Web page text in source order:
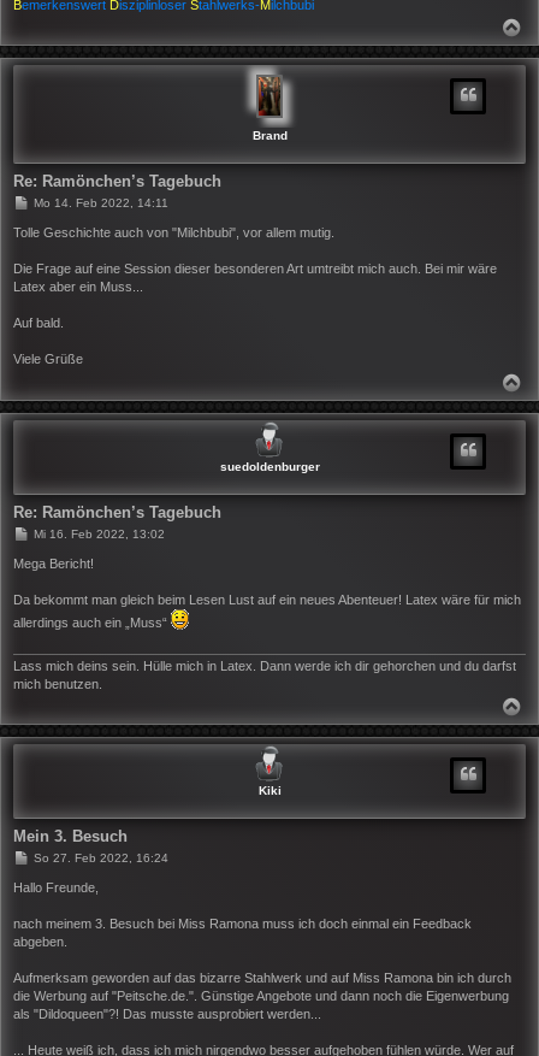
Bemerkenswert Disziplinloser Stahlwerks-Milchbubi
C
Brand
Re: Ramönchen’s Tagebuch
B
i
a
g
Mo 14. Feb 2022, 14:11
Tolle Geschichte auch von "Milchbubi", vor allem mutig.
Die Frage auf eine Session dieser besonderen Art umtreibt mich auch. Bei mir wäre
Latex aber ein Muss...
Auf bald.
Viele Grüße
C
suedoldenburger
Re: Ramönchen’s Tagebuch
B
i
a
g
Mi 16. Feb 2022, 13:02
Mega Bericht!
Da bekommt man gleich beim Lesen Lust auf ein neues Abenteuer! Latex wäre für mich
allerdings auch ein „Muss“
Lass mich deins sein. Hülle mich in Latex. Dann werde ich dir gehorchen und du darfst
mich benutzen.
C
Kiki
Mein 3. Besuch
B
i
a
g
So 27. Feb 2022, 16:24
Hallo Freunde,
nach meinem 3. Besuch bei Miss Ramona muss ich doch einmal ein Feedback
abgeben.
Aufmerksam geworden auf das bizarre Stahlwerk und auf Miss Ramona bin ich durch
die Werbung auf "Peitsche.de.". Günstige Angebote und dann noch die Eigenwerbung
als "Dildoqueen"?! Das musste ausprobiert werden...
... Heute weiß ich, dass ich mich nirgendwo besser aufgehoben fühlen würde. Wer auf